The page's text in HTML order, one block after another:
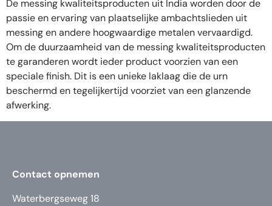
De messing kwaliteitsproducten uit India worden door de
passie en ervaring van plaatselijke ambachtslieden uit
messing en andere hoogwaardige metalen vervaardigd.
Om de duurzaamheid van de messing kwaliteitsproducten
te garanderen wordt ieder product voorzien van een
speciale finish. Dit is een unieke laklaag die de urn
beschermd en tegelijkertijd voorziet van een glanzende
afwerking.
Contact opnemen
Waterbergseweg 18